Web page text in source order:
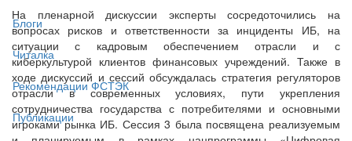
Блоги
Читалка
Рекомендации ФСТЭК
Публикации
На пленарной дискуссии эксперты сосредоточились на
вопросах рисков и ответственности за инциденты ИБ, на
ситуации с кадровым обеспечением отрасли и с
киберкультурой клиентов финансовых учреждений. Также в
ходе дискуссий и сессий обсуждалась стратегия регуляторов
отрасли в современных условиях, пути укрепления
сотрудничества государства с потребителями и основными
игроками рынка ИБ. Сессия 3 была посвящена реализуемым